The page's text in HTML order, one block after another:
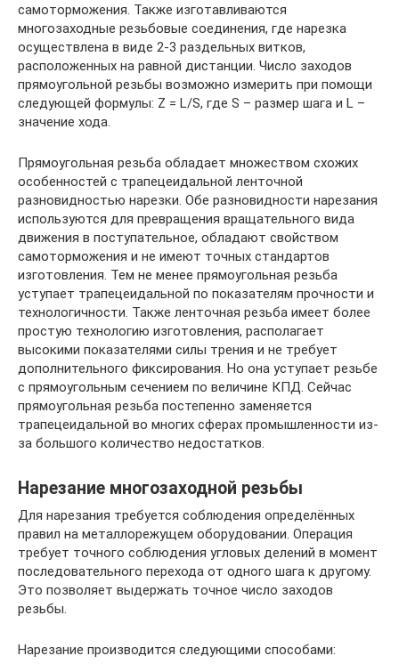
самоторможения. Также изготавливаются
многозаходные резьбовые соединения, где нарезка
осуществлена в виде 2-3 раздельных витков,
расположенных на равной дистанции. Число заходов
прямоугольной резьбы возможно измерить при помощи
следующей формулы: Z = L/S, где S – размер шага и L –
значение хода.
Прямоугольная резьба обладает множеством схожих
особенностей с трапецеидальной ленточной
разновидностью нарезки. Обе разновидности нарезания
используются для превращения вращательного вида
движения в поступательное, обладают свойством
самоторможения и не имеют точных стандартов
изготовления. Тем не менее прямоугольная резьба
уступает трапецеидальной по показателям прочности и
технологичности. Также ленточная резьба имеет более
простую технологию изготовления, располагает
высокими показателями силы трения и не требует
дополнительного фиксирования. Но она уступает резьбе
с прямоугольным сечением по величине КПД. Сейчас
прямоугольная резьба постепенно заменяется
трапецеидальной во многих сферах промышленности из-
за большого количество недостатков.
Нарезание многозаходной резьбы
Для нарезания требуется соблюдения определённых
правил на металлорежущем оборудовании. Операция
требует точного соблюдения угловых делений в момент
последовательного перехода от одного шага к другому.
Это позволяет выдержать точное число заходов
резьбы.
Нарезание производится следующими способами: